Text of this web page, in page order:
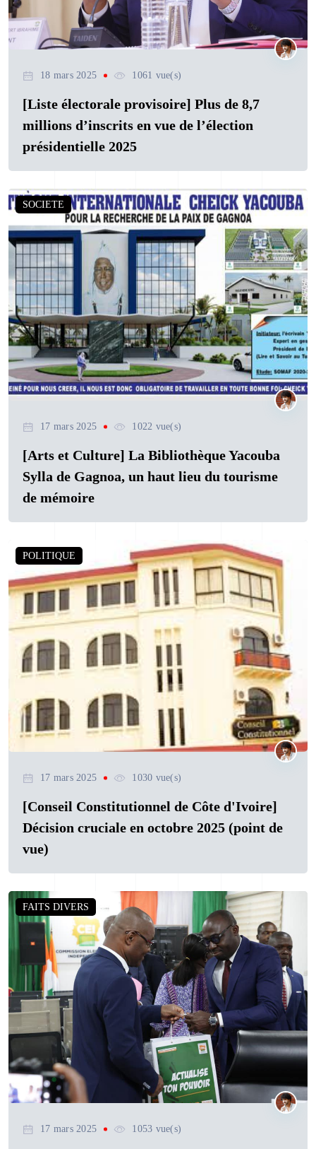
18 mars 2025 1061 vue(s)
[Liste électorale provisoire] Plus de 8,7
millions d’inscrits en vue de l’élection
présidentielle 2025
SOCIETE
17 mars 2025 1022 vue(s)
[Arts et Culture] La Bibliothèque Yacouba
Sylla de Gagnoa, un haut lieu du tourisme
de mémoire
POLITIQUE
17 mars 2025 1030 vue(s)
[Conseil Constitutionnel de Côte d'Ivoire]
Décision cruciale en octobre 2025 (point de
vue)
FAITS DIVERS
17 mars 2025 1053 vue(s)